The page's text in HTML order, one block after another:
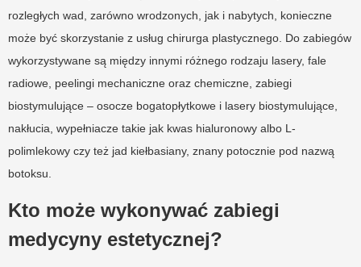
rozległych wad, zarówno wrodzonych, jak i nabytych, konieczne
może być skorzystanie z usług chirurga plastycznego. Do zabiegów
wykorzystywane są między innymi różnego rodzaju lasery, fale
radiowe, peelingi mechaniczne oraz chemiczne, zabiegi
biostymulujące – osocze bogatopłytkowe i lasery biostymulujące,
nakłucia, wypełniacze takie jak kwas hialuronowy albo L-
polimlekowy czy też jad kiełbasiany, znany potocznie pod nazwą
botoksu.
Kto może wykonywać zabiegi
medycyny estetycznej?